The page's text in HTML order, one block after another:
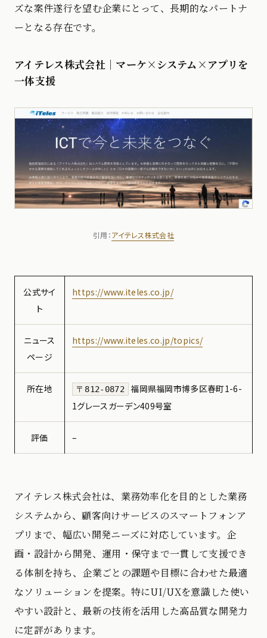
ズな案件遂行を望む企業にとって、長期的なパートナ
ーとなる存在です。
アイテレス株式会社｜マーケ×システム×アプリを
一体支援
引用：アイテレス株式会社
公式サイ
ト
https://www.iteles.co.jp/
ニュース
ページ
https://www.iteles.co.jp/topics/
所在地 〒812-0872
福岡県福岡市博多区春町1-6-
1グレースガーデン409号室
評価 –
アイテレス株式会社は、業務効率化を目的とした業務
システムから、顧客向けサービスのスマートフォンア
プリまで、幅広い開発ニーズに対応しています。企
画・設計から開発、運用・保守まで一貫して支援でき
る体制を持ち、企業ごとの課題や目標に合わせた最適
なソリューションを提案。特にUI/UXを意識した使い
やすい設計と、最新の技術を活用した高品質な開発力
に定評があります。